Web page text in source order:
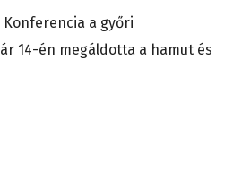
a győri
14-én megáldotta a hamut és